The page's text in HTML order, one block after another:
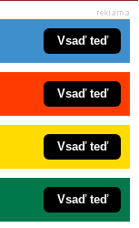
Vsaď teď
Vsaď teď
Vsaď teď
Vsaď teď